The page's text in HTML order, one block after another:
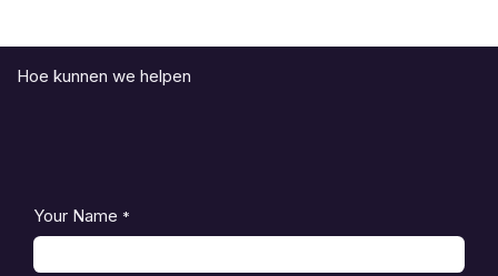
Hoe kunnen we helpen
Your Name *